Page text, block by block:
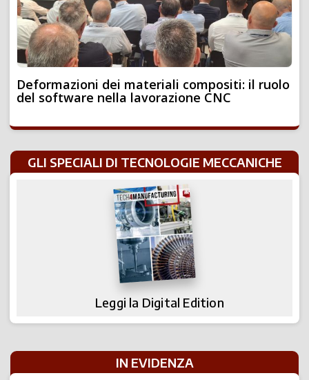
Deformazioni dei materiali compositi: il ruolo
del software nella lavorazione CNC
GLI SPECIALI DI TECNOLOGIE MECCANICHE
Leggi la Digital Edition
IN EVIDENZA